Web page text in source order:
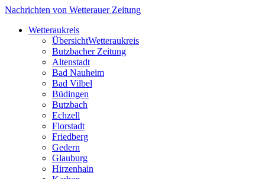
Nachrichten von Wetterauer Zeitung
Wetteraukreis
ÜbersichtWetteraukreis
Butzbacher Zeitung
Altenstadt
Bad Nauheim
Bad Vilbel
Büdingen
Butzbach
Echzell
Florstadt
Friedberg
Gedern
Glauburg
Hirzenhain